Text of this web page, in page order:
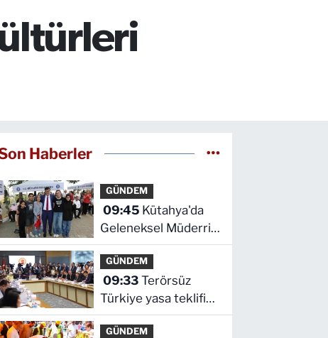
Haberler
GÜNDEM
09:45
Geleneksel Müderris
Mahallesi Şenliği
coşkusu
GÜNDEM
09:33 Terörsüz
Türkiye yasa teklifi
komisyondan geçti
GÜNDEM